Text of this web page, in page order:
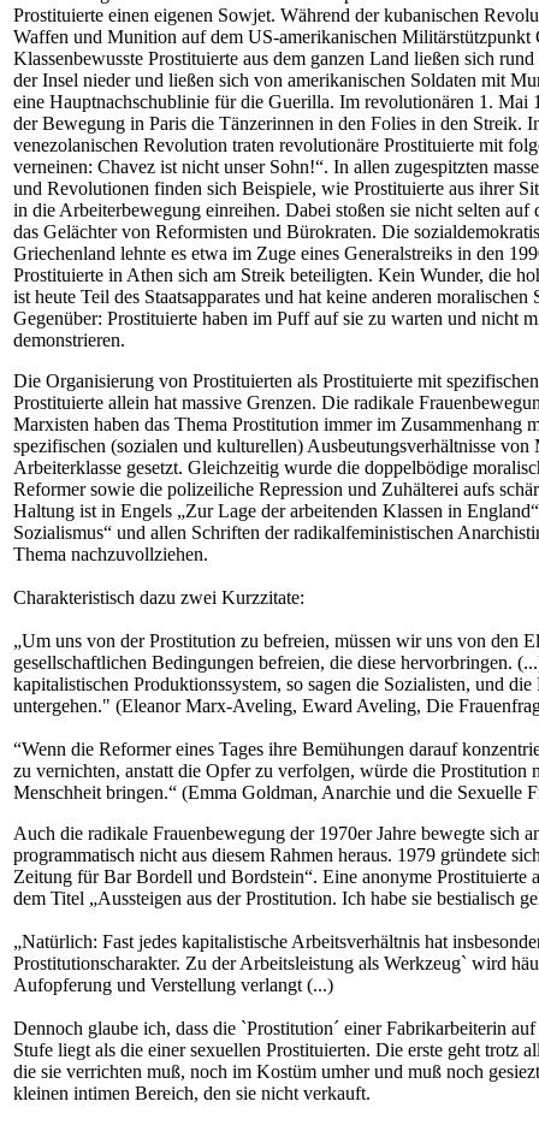
Prostituierte einen eigenen Sowjet. Während der kubanischen
Waffen und Munition auf dem US-amerikanischen Militärstützpunkt
Klassenbewusste Prostituierte aus dem ganzen Land ließen sich
der Insel nieder und ließen sich von amerikanischen Soldaten mit
eine Hauptnachschublinie für die Guerilla. Im revolutionären 1. Mai
der Bewegung in Paris die Tänzerinnen in den Folies in den Streik.
venezolanischen Revolution traten revolutionäre Prostituierte mit
verneinen: Chavez ist nicht unser Sohn!“. In allen zugespitzten
und Revolutionen finden sich Beispiele, wie Prostituierte aus ihrer
in die Arbeiterbewegung einreihen. Dabei stoßen sie nicht selten auf
das Gelächter von Reformisten und Bürokraten. Die
Griechenland lehnte es etwa im Zuge eines Generalstreiks in den
Prostituierte in Athen sich am Streik beteiligten. Kein Wunder, die
ist heute Teil des Staatsapparates und hat keine anderen moralischen
Gegenüber: Prostituierte haben im Puff auf sie zu warten und nicht
demonstrieren.
Die Organisierung von Prostituierten als Prostituierte mit
Prostituierte allein hat massive Grenzen. Die radikale
Marxisten haben das Thema Prostitution immer im Zusammenhang
spezifischen (sozialen und kulturellen) Ausbeutungsverhältnisse von
Arbeiterklasse gesetzt. Gleichzeitig wurde die doppelbödige
Reformer sowie die polizeiliche Repression und Zuhälterei aufs
Haltung ist in Engels „Zur Lage der arbeitenden Klassen in
Sozialismus“ und allen Schriften der radikalfeministischen
Thema nachzuvollziehen.
Charakteristisch dazu zwei Kurzzitate:
„Um uns von der Prostitution zu befreien, müssen wir uns von den
gesellschaftlichen Bedingungen befreien, die diese hervorbringen.
kapitalistischen Produktionssystem, so sagen die Sozialisten, und
untergehen." (Eleanor Marx-Aveling, Eward Aveling, Die
“Wenn die Reformer eines Tages ihre Bemühungen darauf
zu vernichten, anstatt die Opfer zu verfolgen, würde die Prostitution
Menschheit bringen.“ (Emma Goldman, Anarchie und die Sexuelle
Auch die radikale Frauenbewegung der 1970er Jahre bewegte sich
programmatisch nicht aus diesem Rahmen heraus. 1979 gründete
Zeitung für Bar Bordell und Bordstein“. Eine anonyme Prostituierte
dem Titel „Aussteigen aus der Prostitution. Ich habe sie bestialisch
„Natürlich: Fast jedes kapitalistische Arbeitsverhältnis hat
Prostitutionscharakter. Zu der Arbeitsleistung als Werkzeug` wird
Aufopferung und Verstellung verlangt (...)
Dennoch glaube ich, dass die `Prostitution´ einer Fabrikarbeiterin
Stufe liegt als die einer sexuellen Prostituierten. Die erste geht trotz
die sie verrichten muß, noch im Kostüm umher und muß noch
kleinen intimen Bereich, den sie nicht verkauft.